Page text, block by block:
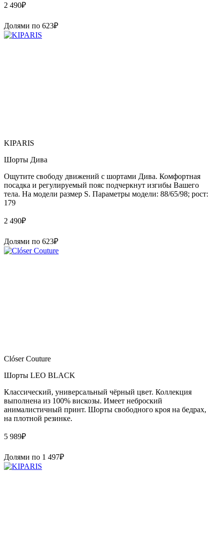
2 490₽
Долями по 623₽
KIPARIS
Шорты Дива
Ощутите свободу движений с шортами Дива. Комфортная
посадка и регулируемый пояс подчеркнут изгибы Вашего
тела. На модели размер S. Параметры модели: 88/65/98; рост:
179
2 490₽
Долями по 623₽
Clóser Couture
Шорты LEO BLACK
Классический, универсальный чёрный цвет. Коллекция
выполнена из 100% вискозы. Имеет неброский
анималистичный принт. Шорты свободного кроя на бедрах,
на плотной резинке.
5 989₽
Долями по 1 497₽